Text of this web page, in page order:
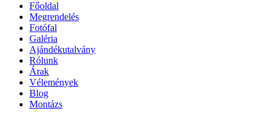
Főoldal
Megrendelés
Fotófal
Galéria
Ajándékutalvány
Rólunk
Árak
Vélemények
Blog
Montázs